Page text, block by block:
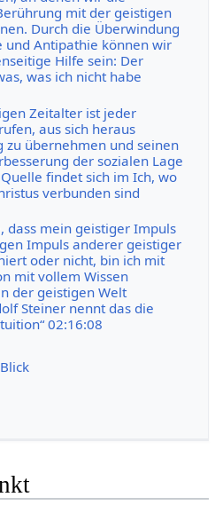
mit der geistigen
Durch die Überwindung
und Antipathie können wir
Hilfe sein: Der
was ich nicht habe
Zeitalter ist jeder
aus sich heraus
zu übernehmen und seinen
der sozialen Lage
findet sich im Ich, wo
verbunden sind
dass mein geistiger Impuls
Impuls anderer geistiger
oder nicht, bin ich mit
mit vollem Wissen
der geistigen Welt
Steiner nennt das die
02:16:08